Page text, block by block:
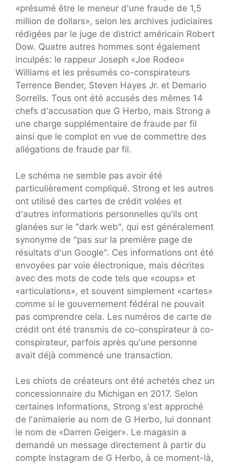
«présumé être le meneur d'une fraude de 1,5
million de dollars», selon les archives judiciaires
rédigées par le juge de district américain Robert
Dow. Quatre autres hommes sont également
inculpés: le rappeur Joseph «Joe Rodeo»
Williams et les présumés co-conspirateurs
Terrence Bender, Steven Hayes Jr. et Demario
Sorrells. Tous ont été accusés des mêmes 14
chefs d'accusation que G Herbo, mais Strong a
une charge supplémentaire de fraude par fil
ainsi que le complot en vue de commettre des
allégations de fraude par fil.
Le schéma ne semble pas avoir été
particulièrement compliqué. Strong et les autres
ont utilisé des cartes de crédit volées et
d'autres informations personnelles qu'ils ont
glanées sur le "dark web", qui est généralement
synonyme de "pas sur la première page de
résultats d'un Google". Ces informations ont été
envoyées par voie électronique, mais décrites
avec des mots de code tels que «coups» et
«articulations», et souvent simplement «cartes»
comme si le gouvernement fédéral ne pouvait
pas comprendre cela. Les numéros de carte de
crédit ont été transmis de co-conspirateur à co-
conspirateur, parfois après qu'une personne
avait déjà commencé une transaction.
Les chiots de créateurs ont été achetés chez un
concessionnaire du Michigan en 2017. Selon
certaines informations, Strong s'est approché
de l'animalerie au nom de G Herbo, lui donnant
le nom de «Darren Geiger». Le magasin a
demandé un message directement à partir du
compte Instagram de G Herbo, à ce moment-là,